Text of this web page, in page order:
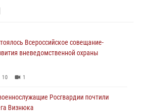
Всероссийское совещание-
вневедомственной охраны
10 1
Росгвардии почтили
Визнюка